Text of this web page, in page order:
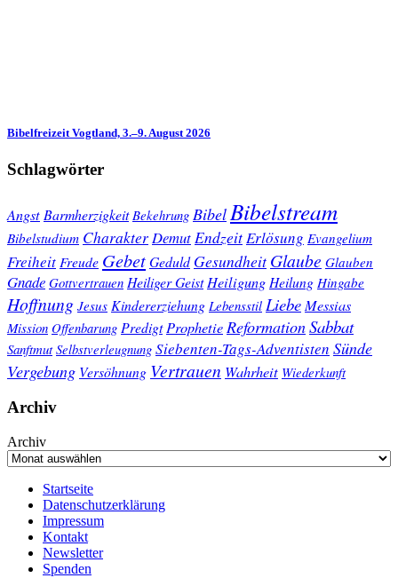
Bibelfreizeit Vogtland, 3.–9. August 2026
Schlagwörter
Angst Barmherzigkeit Bekehrung Bibel Bibelstream
Bibelstudium Charakter Demut EndzeitErlösung Evangelium
Freiheit Freude GebetGeduld Gesundheit Glaube Glauben
Gnade Gottvertrauen Heiliger Geist Heiligung Heilung Hingabe
Hoffnung Jesus Kindererziehung Lebensstil Liebe Messias
Mission Offenbarung Predigt Prophetie ReformationSabbat
Sanftmut Selbstverleugnung Siebenten-Tags-Adventisten Sünde
Vergebung Versöhnung Vertrauen Wahrheit Wiederkunft
Archiv
Archiv
Startseite
Datenschutzerklärung
Impressum
Kontakt
Newsletter
Spenden